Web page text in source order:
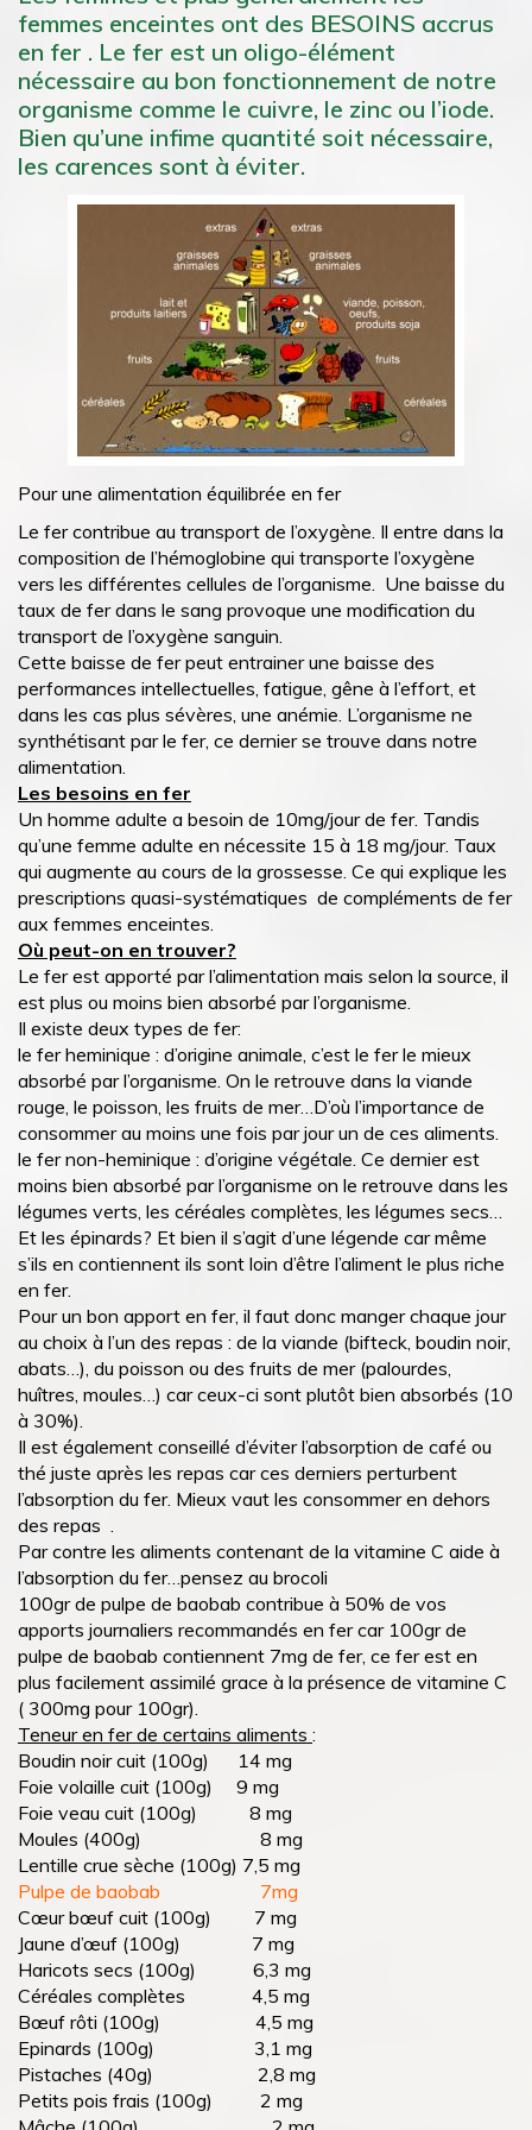
femmes enceintes ont des BESOINS accrus
en fer . Le fer est un oligo-élément
nécessaire au bon fonctionnement de notre
organisme comme le cuivre, le zinc ou l’iode.
Bien qu’une infime quantité soit nécessaire,
les carences sont à éviter.
Pour une alimentation équilibrée en fer
Le fer contribue au transport de l’oxygène. Il entre dans la
composition de l’hémoglobine qui transporte l’oxygène
vers les différentes cellules de l’organisme. Une baisse du
taux de fer dans le sang provoque une modification du
transport de l’oxygène sanguin.
Cette baisse de fer peut entrainer une baisse des
performances intellectuelles, fatigue, gêne à l’effort, et
dans les cas plus sévères, une anémie. L’organisme ne
synthétisant par le fer, ce dernier se trouve dans notre
alimentation.
Les besoins en fer
Un homme adulte a besoin de 10mg/jour de fer. Tandis
qu’une femme adulte en nécessite 15 à 18 mg/jour. Taux
qui augmente au cours de la grossesse. Ce qui explique les
prescriptions quasi-systématiques de compléments de fer
aux femmes enceintes.
Où peut-on en trouver?
Le fer est apporté par l’alimentation mais selon la source, il
est plus ou moins bien absorbé par l’organisme.
Il existe deux types de fer:
le fer heminique : d’origine animale, c’est le fer le mieux
absorbé par l’organisme. On le retrouve dans la viande
rouge, le poisson, les fruits de mer…D’où l’importance de
consommer au moins une fois par jour un de ces aliments.
le fer non-heminique : d’origine végétale. Ce dernier est
moins bien absorbé par l’organisme on le retrouve dans les
légumes verts, les céréales complètes, les légumes secs…
Et les épinards? Et bien il s’agit d’une légende car même
s’ils en contiennent ils sont loin d’être l’aliment le plus riche
en fer.
Pour un bon apport en fer, il faut donc manger chaque jour
au choix à l’un des repas : de la viande (bifteck, boudin noir,
abats…), du poisson ou des fruits de mer (palourdes,
huîtres, moules…) car ceux-ci sont plutôt bien absorbés (10
à 30%).
Il est également conseillé d’éviter l’absorption de café ou
thé juste après les repas car ces derniers perturbent
l’absorption du fer. Mieux vaut les consommer en dehors
des repas .
Par contre les aliments contenant de la vitamine C aide à
l’absorption du fer…pensez au brocoli
100gr de pulpe de baobab contribue à 50% de vos
apports journaliers recommandés en fer car 100gr de
pulpe de baobab contiennent 7mg de fer, ce fer est en
plus facilement assimilé grace à la présence de vitamine C
( 300mg pour 100gr).
Teneur en fer de certains aliments :
Boudin noir cuit (100g) 14 mg
Foie volaille cuit (100g) 9 mg
Foie veau cuit (100g) 8 mg
Moules (400g) 8 mg
Lentille crue sèche (100g) 7,5 mg
Pulpe de baobab 7mg
Cœur bœuf cuit (100g) 7 mg
Jaune d’œuf (100g) 7 mg
Haricots secs (100g) 6,3 mg
Céréales complètes 4,5 mg
Bœuf rôti (100g) 4,5 mg
Epinards (100g) 3,1 mg
Pistaches (40g) 2,8 mg
Petits pois frais (100g) 2 mg